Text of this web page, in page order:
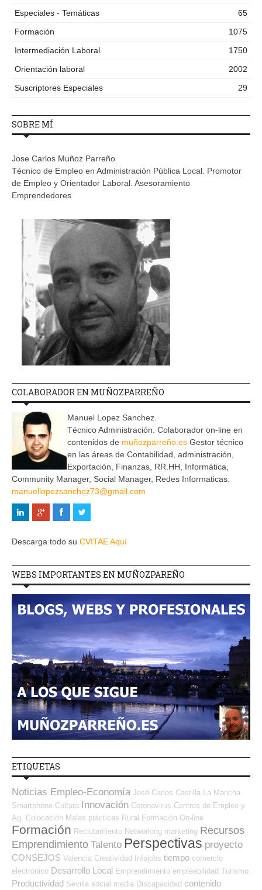
Especiales - Temáticas
65
Formación
1075
Intermediación Laboral
1750
Orientación laboral
2002
Suscriptores Especiales
29
SOBRE MÍ
Jose Carlos Muñoz Parreño
Técnico de Empleo en Administración Pública Local. Promotor
de Empleo y Orientador Laboral. Asesoramiento
Emprendedores
COLABORADOR EN MUÑOZPARREÑO
Manuel Lopez Sanchez.
Técnico Administración. Colaborador on-line en
contenidos de muñozparreño.es Gestor técnico
en las áreas de Contabilidad, administración,
Exportación, Finanzas, RR.HH, Informática,
Community Manager, Social Manager, Redes Informaticas.
manuellopezsanchez73@gmail.com
Descarga todo su CVITAE Aquí
WEBS IMPORTANTES EN MUÑOZPAREÑO
ETIQUETAS
Noticias Empleo-Economía José Carlos Castilla La Mancha
Smartphone Cultura Innovación Coronavirus Centros de Empleo y
Ag. Colocación Malas prácticas Rural Formación On-line
Formación Reclutamiento Networking marketing Recursos
Emprendimiento Talento Perspectivas proyecto
CONSEJOS Valencia Creatividad Infojobs tiempo comercio
electrónico Desarrollo Local Emprendimiento empleabilidad Turismo
Productividad Sevilla social media Discapacidad contenido